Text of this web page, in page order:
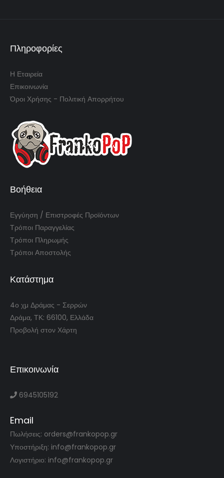
Πληροφορίες
Η Εταιρεία
Επικοινωνία
Όροι Χρήσης - Πολιτική Απορρήτου
Βοήθεια
Εγγύηση / Επιστροφές Προϊόντων
Τρόποι Παραγγελίας
Τρόποι Πληρωμής
Τρόποι Αποστολής
Κατάστημα
4ο χμ Δράμας - Σερρών
Δράμα, ΤΚ: 66100, Ελλάδα
Προβολή στον Χάρτη
Επικοινωνία
6945105192
Email
Πωλήσεις: orders@frankopop.gr
Υποστήριξη: info@frankopop.gr
Λογιστήριο: info@frankopop.gr